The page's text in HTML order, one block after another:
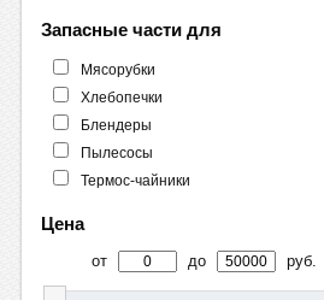
Запасные части для
Мясорубки
Хлебопечки
Блендеры
Пылесосы
Термос-чайники
Цена
от до руб.